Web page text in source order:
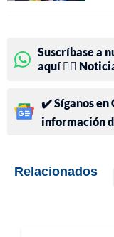
Suscríbase a
aquí 👉🏻
✔️ Síganos en
información
Relacionados